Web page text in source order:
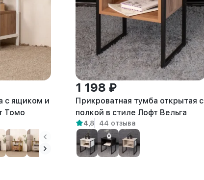
с ящиком и
Томо
1 198 ₽
Прикроватная тумба открытая с
полкой в стиле Лофт Вельга
амаретто
4,8 44 отзыва